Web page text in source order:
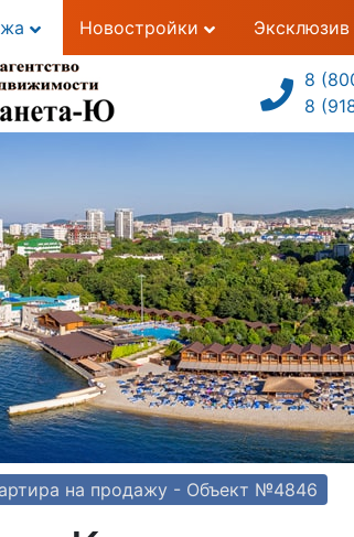
Новостройки Эксклюзив
8
8
на продажу - Объект №4846